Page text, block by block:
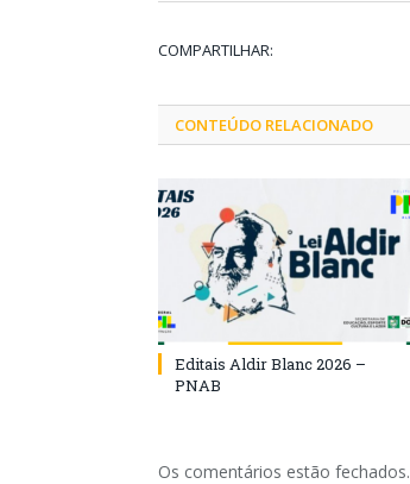
COMPARTILHAR:
CONTEÚDO RELACIONADO
Editais Aldir Blanc 2026 –
PNAB
Os comentários estão fechados.